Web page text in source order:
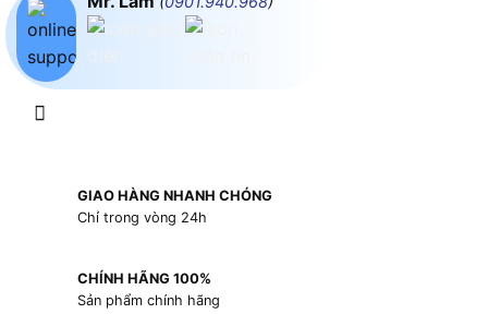
GIAO HÀNG NHANH CHÓNG
Chỉ trong vòng 24h
CHÍNH HÃNG 100%
Sản phẩm chính hãng